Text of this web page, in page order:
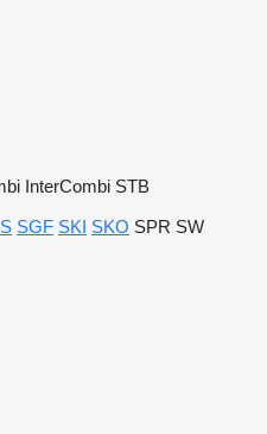
InterCombi STB
SGF SKI SKO SPR SW